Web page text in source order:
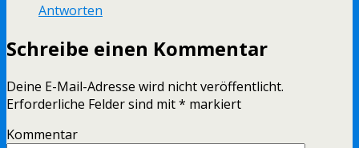
Antworten
Schreibe einen Kommentar
Deine E-Mail-Adresse wird nicht veröffentlicht.
Erforderliche Felder sind mit* markiert
Kommentar